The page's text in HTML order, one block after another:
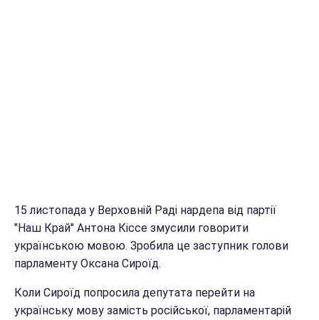
15 листопада у Верховній Раді нардепа від партії
"Наш Край" Антона Кіссе змусили говорити
українською мовою. Зробила це заступник голови
парламенту Оксана Сироїд.
Коли Сироїд попросила депутата перейти на
українську мову замість російської, парламентарій